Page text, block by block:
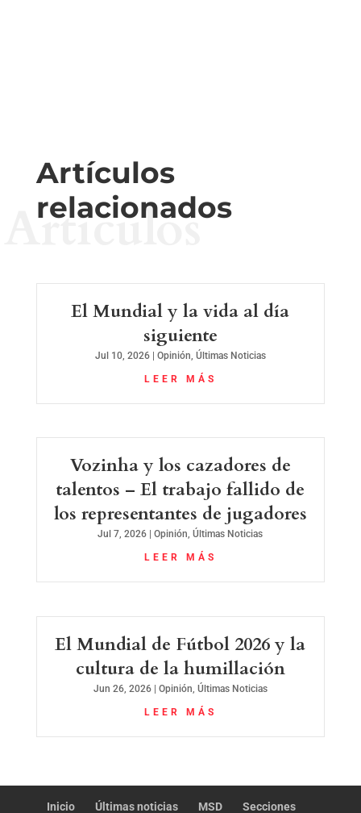
Artículos
relacionados
Artículos
El Mundial y la vida al día
siguiente
Jul 10, 2026| Opinión, Últimas Noticias
LEER MÁS
Vozinha y los cazadores de
talentos – El trabajo fallido de
los representantes de jugadores
Jul 7, 2026 |Opinión,Últimas Noticias
LEER MÁS
El Mundial de Fútbol 2026 y la
cultura de la humillación
Jun 26, 2026| Opinión Últimas Noticias
LEER MÁS
Inicio Últimas noticias MSD Secciones